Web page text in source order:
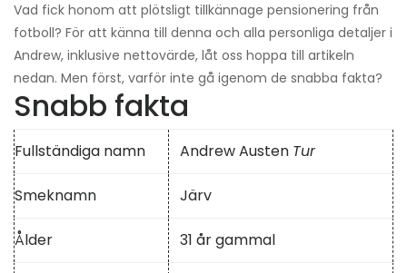
Vad fick honom att plötsligt tillkännage pensionering från
fotboll? För att känna till denna och alla personliga detaljer i
Andrew, inklusive nettovärde, låt oss hoppa till artikeln
nedan. Men först, varför inte gå igenom de snabba fakta?
Snabb fakta
Fullständiga namn Andrew Austen Tur
Smeknamn Järv
Ålder 31 år gammal